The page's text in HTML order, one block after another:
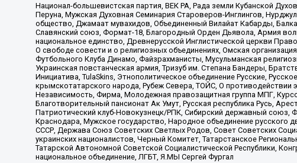
Национал-большевистская партия, ВЕК РА, Рада земли Кубанской
Перуна, Мужская Духовная Семинария Староверов-Инглингов,
общество, Джамаат мувахидов, Объединенный Вилайат Кабарды,
Славянский союз, Формат-18, Благородный Орден Дьявола, Армия
национальное единство, Древнерусской Инглистической церкви
О свободе совести и о религиозных объединениях, Омская
Футбольного Клуба Динамо, Файзрахманисты, Мусульманская
Украинская повстанческая армия, Тризуб им. Степана Бандеры,
Инициатива, TulaSkins, Этнополитическое объединение Русские,
крымскотатарского народа, Рубеж Севера, ТОЙС, О
Независимость, Фирма, Молодежная правозащитная группа МПГ,
Благотворительный пансионат Ак Умут, Русская республика Русь,
Патриотический клуб-Новокузнецк/РПК, Сибирский державный союз,
Краснодара, Мужское государство, Народное объединение
СССР, Держава Союз Советских Светлых Родов, Совет Советских
украинских националистов, Черный Комитет, Татарстанское
Татарской Автономной Советской Социалистической Республики,
национальное объединение, ЛГБТ, Я.МЫ Сергей Фургал